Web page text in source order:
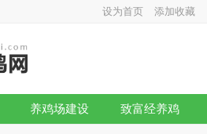
设为首页 添加收藏
养鸡场建设 致富经养鸡